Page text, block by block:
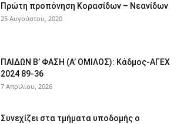
Πρώτη προπόνηση Κορασίδων – Νεανίδων
25 Αυγούστου, 2020
ΠΑΙΔΩΝ Β’ ΦΑΣΗ (Α’ ΟΜΙΛΟΣ): Κάδμος-ΑΓΕΧ
2024 89-36
7 Απριλίου, 2026
Συνεχίζει στα τμήματα υποδομής ο